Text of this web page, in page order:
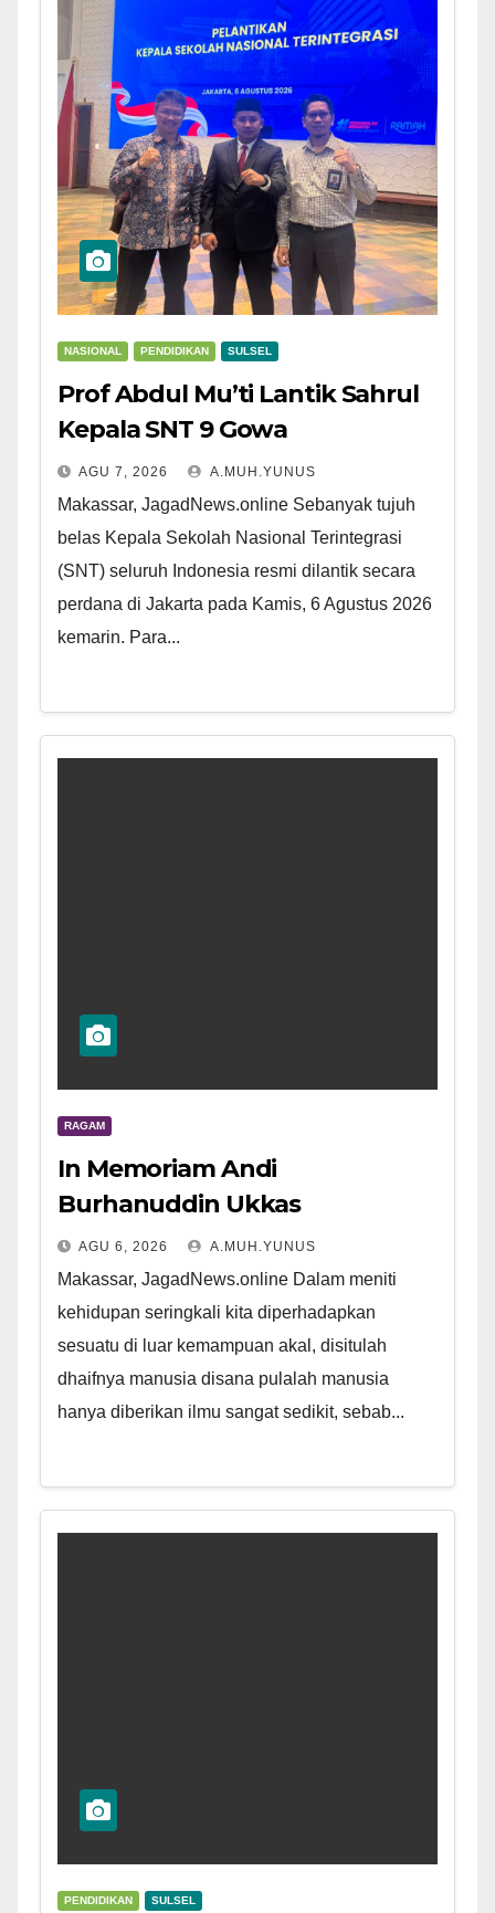
NASIONAL PENDIDIKAN SULSEL
Prof Abdul Mu’ti Lantik Sahrul
Kepala SNT 9 Gowa
AGU 7, 2026 A.MUH.YUNUS
Makassar, JagadNews.online Sebanyak tujuh
belas Kepala Sekolah Nasional Terintegrasi
(SNT) seluruh Indonesia resmi dilantik secara
perdana di Jakarta pada Kamis, 6 Agustus 2026
kemarin. Para...
RAGAM
In Memoriam Andi
Burhanuddin Ukkas
AGU 6, 2026 A.MUH.YUNUS
Makassar, JagadNews.online Dalam meniti
kehidupan seringkali kita diperhadapkan
sesuatu di luar kemampuan akal, disitulah
dhaifnya manusia disana pulalah manusia
hanya diberikan ilmu sangat sedikit, sebab...
PENDIDIKAN SULSEL